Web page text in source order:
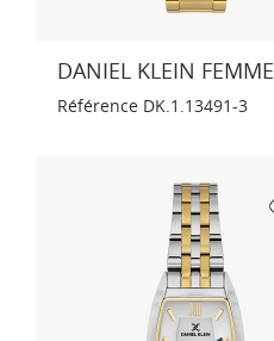
DANIEL KLEIN FEMME
Référence DK.1.13491-3